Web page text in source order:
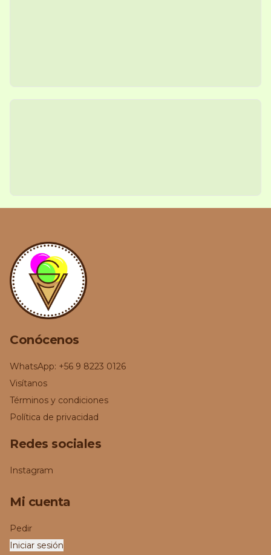
Conócenos
WhatsApp: +56 9 8223 0126
Visítanos
Términos y condiciones
Política de privacidad
Redes sociales
Instagram
Mi cuenta
Pedir
Iniciar sesión